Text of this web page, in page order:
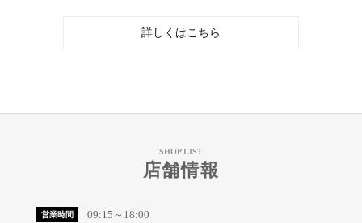
詳しくはこちら
SHOP LIST
店舗情報
営業時間 09:15～18:00